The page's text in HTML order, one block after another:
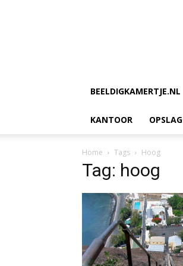
BEELDIGKAMERTJE.NL
KANTOOR OPSLAG
Home Tags Hoog
Tag: hoog